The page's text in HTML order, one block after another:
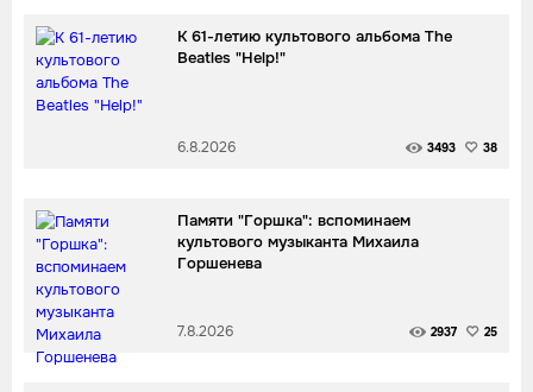
К 61-летию культового альбома The
Beatles "Help!"
6.8.2026 3493 38
Памяти "Горшка": вспоминаем
культового музыканта Михаила
Горшенева
7.8.2026 2937 25